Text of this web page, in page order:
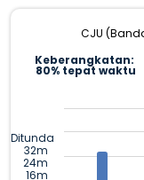
CJU
Keberangkatan:
80% tepat waktu
Ditunda
32m
24m
16m